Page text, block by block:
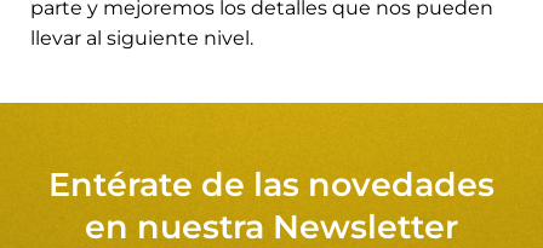
parte y mejoremos los detalles que nos pueden
llevar al siguiente nivel.
Entérate de las novedades
en nuestra Newsletter